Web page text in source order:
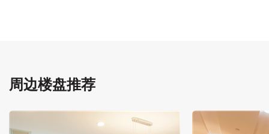
周边楼盘推荐